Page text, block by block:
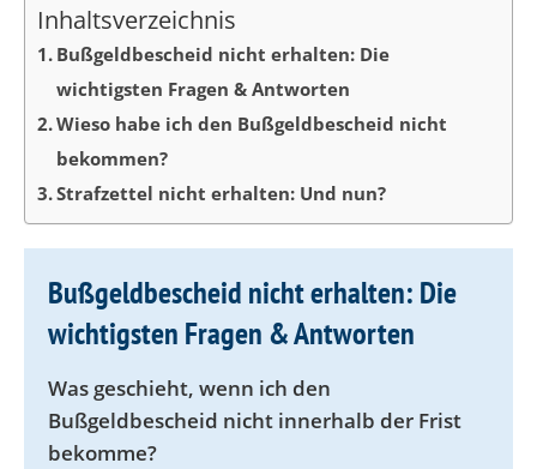
Inhaltsverzeichnis
Bußgeldbescheid nicht erhalten: Die
wichtigsten Fragen & Antworten
Wieso habe ich den Bußgeldbescheid nicht
bekommen?
Strafzettel nicht erhalten: Und nun?
Bußgeldbescheid nicht erhalten: Die
wichtigsten Fragen & Antworten
Was geschieht, wenn ich den
Bußgeldbescheid nicht innerhalb der Frist
bekomme?